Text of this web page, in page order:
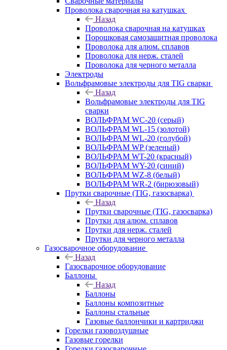
Проволока сварочная на катушках
Назад
Проволока сварочная на катушках
Порошковая самозащитная проволока
Проволока для алюм. сплавов
Проволока для нерж. сталей
Проволока для черного металла
Электроды
Вольфрамовые электроды для TIG сварки
Назад
Вольфрамовые электроды для TIG
сварки
ВОЛЬФРАМ WC-20 (серый)
ВОЛЬФРАМ WL-15 (золотой)
ВОЛЬФРАМ WL-20 (голубой)
ВОЛЬФРАМ WP (зеленый)
ВОЛЬФРАМ WT-20 (красный)
ВОЛЬФРАМ WY-20 (синий)
ВОЛЬФРАМ WZ-8 (белый)
ВОЛЬФРАМ WR-2 (бирюзовый)
Прутки сварочные (TIG, газосварка)
Назад
Прутки сварочные (TIG, газосварка)
Прутки для алюм. сплавов
Прутки для нерж. сталей
Прутки для черного металла
Газосварочное оборудование
Назад
Газосварочное оборудование
Баллоны
Назад
Баллоны
Баллоны композитные
Баллоны стальные
Газовые баллончики и картриджи
Горелки газовоздушные
Газовые горелки